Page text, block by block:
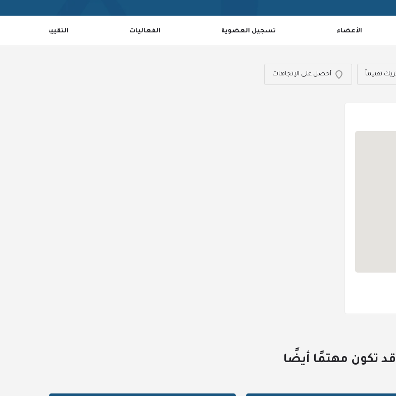
الأعضاء تسجيل العضوية الفعاليات التقييمات
تقييماً أحصل على الإتجاهات
قد تكون مهتمًا أيضًا